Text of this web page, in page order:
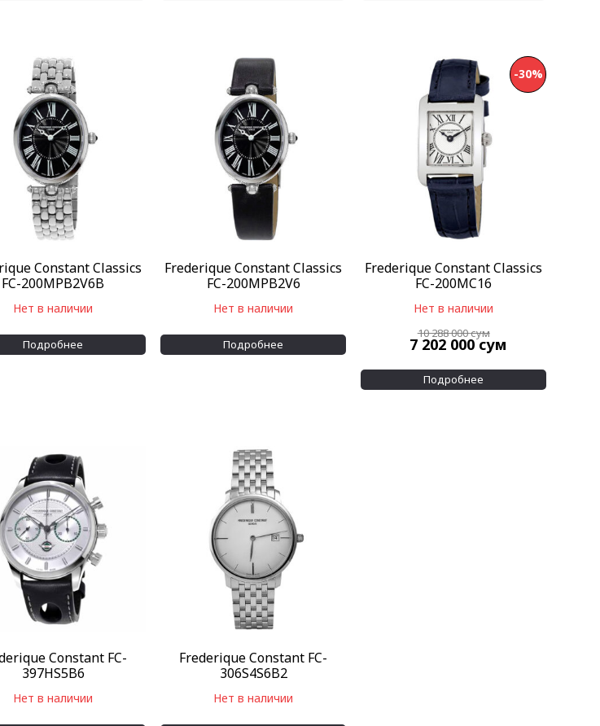
Constant Classics
FC-200MPB2V6B
Нет в наличии
Подробнее
Frederique Constant Classics
FC-200MPB2V6
Нет в наличии
Подробнее
Frederique Constant Classics
FC-200MC16
-30%
Нет в наличии
10 288 000сум
7 202 000сум
Подробнее
Constant FC-
397HS5B6
Нет в наличии
Frederique Constant FC-
306S4S6B2
Нет в наличии